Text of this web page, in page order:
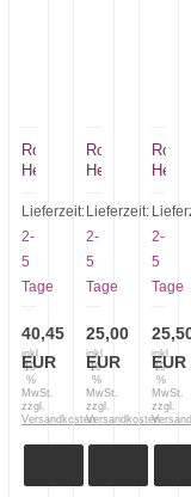
Robert
Herder
Schneidebrett
oval
klein
9202.245.02
Lieferzeit:
2-
5
Tage
40,45
EUR
inkl.
19
%
MwSt.
zzgl.
Versandkosten
Robert
Herder
Yatagan
Kirschholz
Lieferzeit:
2-
5
Tage
25,00
EUR
inkl.
19
%
MwSt.
zzgl.
Versandkosten
Stahl
2-
5
Tage
EUR
inkl.
19
%
MwSt.
zzgl.